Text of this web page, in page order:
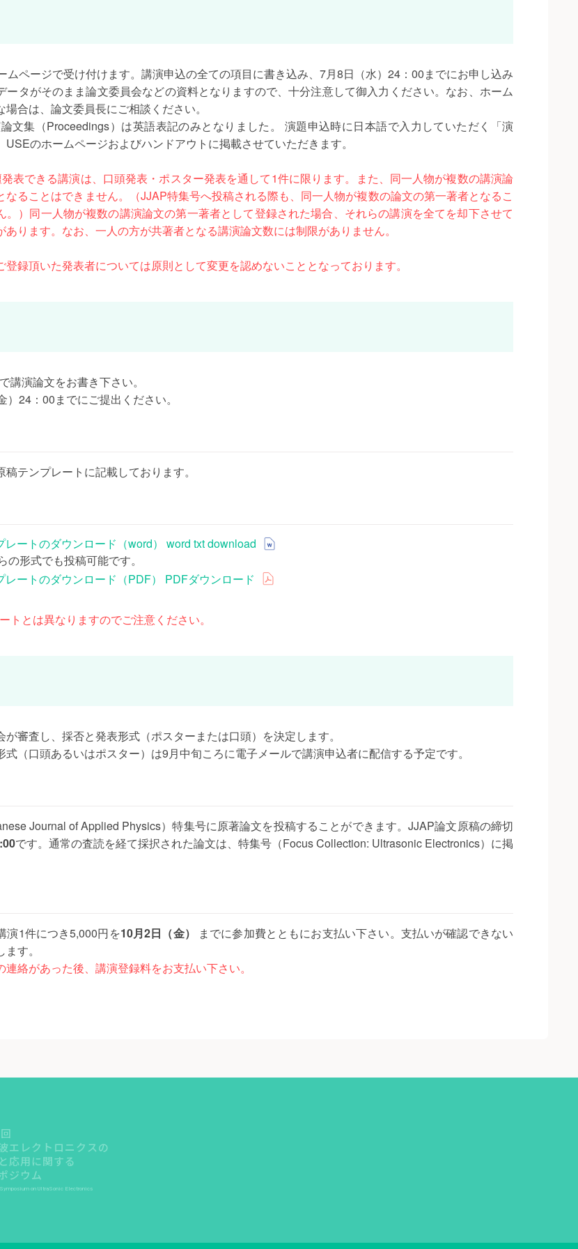
ムページで受け付けます。講演申込の全ての項目に書き込み、7月8日（水）24：00までにお申し込み
ータがそのまま論文委員会などの資料となりますので、十分注意して御入力ください。なお、ホーム
合は、論文委員長にご相談ください。
文集（Proceedings）は英語表記のみとなりました。 演題申込時に日本語で入力していただく「演
のホームページおよびハンドアウトに掲載させていただきます。
表できる講演は、口頭発表・ポスター発表を通して1件に限ります。また、同一人物が複数の講演論
なることはできません。（JJAP特集号へ投稿される際も、同一人物が複数の論文の第一著者となるこ
。）同一人物が複数の講演論文の第一著者として登録された場合、それらの講演を全てを却下させて
あります。なお、一人の方が共著者となる講演論文数には制限がありません。
登録頂いた発表者については原則として変更を認めないこととなっております。
講演論文をお書き下さい。
24：00までにご提出ください。
テンプレートに記載しております。
レートのダウンロード（word） word txt download
の形式でも投稿可能です。
レートのダウンロード（PDF） PDFダウンロード
トとは異なりますのでご注意ください。
審査し、採否と発表形式（ポスターまたは口頭）を決定します。
（口頭あるいはポスター）は9月中旬ころに電子メールで講演申込者に配信する予定です。
Journal of Applied Physics）特集号に原著論文を投稿することができます。JJAP論文原稿の締切
です。通常の査読を経て採択された論文は、特集号（Focus Collection: Ultrasonic Electronics）に掲
演1件につき5,000円を10月2日（金）
までに参加費とともにお支払い下さい。支払いが確認できない
す。
絡があった後、講演登録料をお支払い下さい。
エレクトロニクスの
応用に関する
ジウム
on UltraSonic Electronics